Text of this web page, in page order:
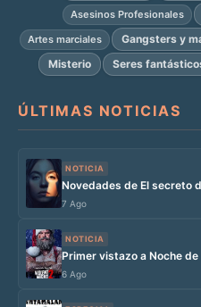
Asesinos Profesionales
Artes marciales Gangsters y
Misterio
Seres
ÚLTIMAS NOTICIAS
NOTICIA
Novedades de El secreto
7 Ago
NOTICIA
Primer vistazo a Noche de
6 Ago